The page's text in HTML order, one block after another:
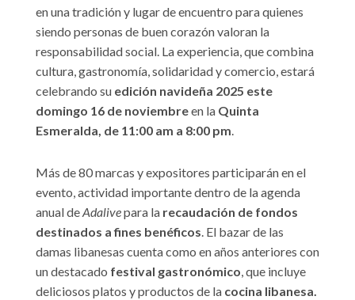
en una tradición y lugar de encuentro para quienes
siendo personas de buen corazón valoran la
responsabilidad social. La experiencia, que combina
cultura, gastronomía, solidaridad y comercio, estará
celebrando su edición navideña 2025 este
domingo 16 de noviembreen la Quinta
Esmeralda, de 11:00 am a 8:00 pm.
Más de 80 marcas y expositores participarán en el
evento, actividad importante dentro de la agenda
anual deAdalivepara la recaudación de fondos
destinados a fines benéficos. El bazar de las
damas libanesas cuenta como en años anteriores con
un destacado festival gastronómico, que incluye
deliciosos platos y productos de la cocina libanesa.